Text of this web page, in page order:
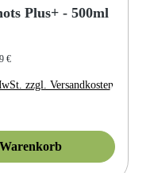
Plus+ - 500ml
€
zzgl. Versandkosten